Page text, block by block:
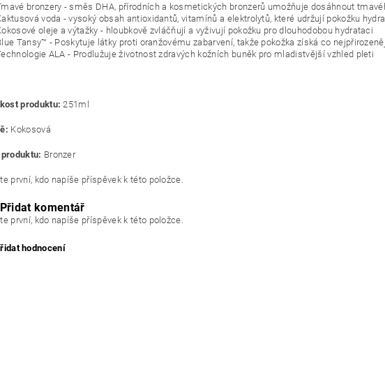
bronzery - směs DHA, přírodních a kosmetických bronzerů umožňuje dosáhnout
voda - vysoký obsah antioxidantů, vitamínů a elektrolytů, které udržují pokožku
oleje a výtažky - hloubkově zvláčňují a vyživují pokožku pro dlouhodobou hydrataci
Tansy™ - Poskytuje látky proti oranžovému zabarvení, takže pokožka získá co
ALA - Prodlužuje životnost zdravých kožních buněk pro mladistvější vzhled pleti
produktu: 251ml
Kokosová
Bronzer
první, kdo napíše příspěvek k této položce.
Přidat komentář
první, kdo napíše příspěvek k této položce.
hodnocení